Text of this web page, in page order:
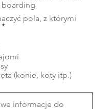
pola, z którymi
*W
g
a
n (konie, koty itp.)